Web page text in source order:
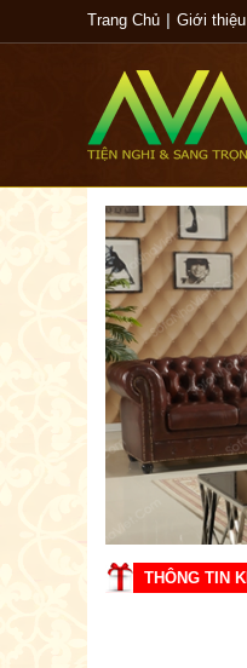
THÔNG TIN
Trang Chủ Giới thiệu